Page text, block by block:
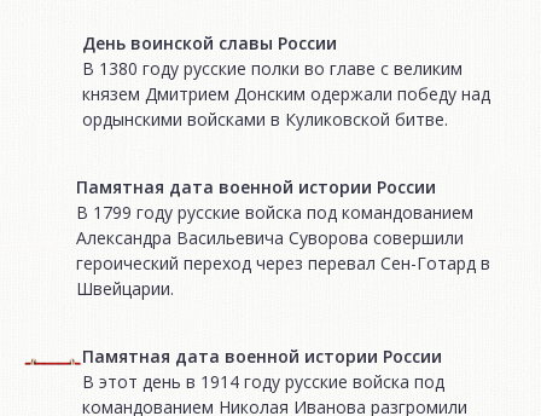
День воинской славы России
В 1380 году русские полки во главе с великим
князем Дмитрием Донским одержали победу над
ордынскими войсками в Куликовской битве.
Памятная дата военной истории России
В 1799 году русские войска под командованием
Александра Васильевича Суворова совершили
героический переход через перевал Сен-Готард в
Швейцарии.
Памятная дата военной истории России
В этот день в 1914 году русские войска под
командованием Николая Иванова разгромили